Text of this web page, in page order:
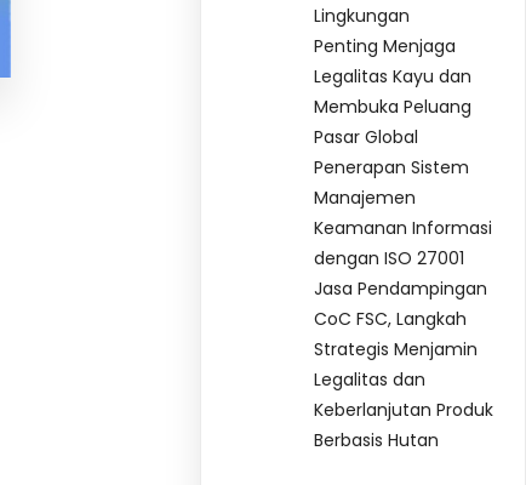
Lingkungan
Penting Menjaga
Legalitas Kayu dan
Membuka Peluang
Pasar Global
Penerapan Sistem
Manajemen
Keamanan Informasi
dengan ISO 27001
Jasa Pendampingan
CoC FSC, Langkah
Strategis Menjamin
Legalitas dan
Keberlanjutan Produk
Berbasis Hutan